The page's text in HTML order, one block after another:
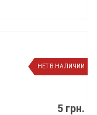
НЕТ В НАЛИЧИИ
5 грн.